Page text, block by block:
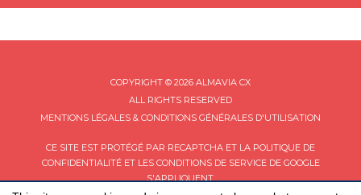
COPYRIGHT © 2026 ALMAVIA CX
ALL RIGHTS RESERVED
MENTIONS LÉGALES & CONDITIONS GÉNÉRALES D'UTILISATION
CE SITE EST PROTÉGÉ PAR RECAPTCHA ET LA POLITIQUE DE
CONFIDENTIALITÉET LES CONDITIONS DE SERVICEDE GOOGLE
S'APPLIQUENT.